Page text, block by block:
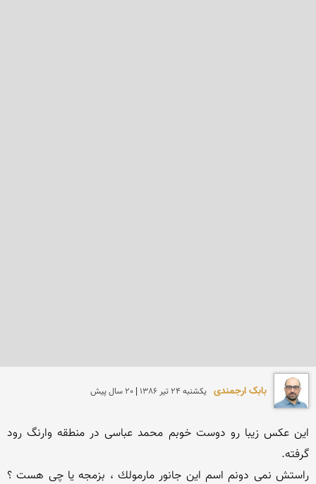
بابک ارجمندی يكشنبه 24 تير 1386 | 20 سال پیش